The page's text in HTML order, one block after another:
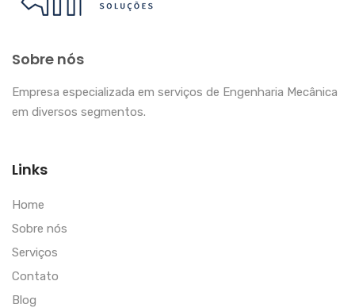
Sobre nós
Empresa especializada em serviços de Engenharia Mecânica
em diversos segmentos.
Links
Home
Sobre nós
Serviços
Contato
Blog